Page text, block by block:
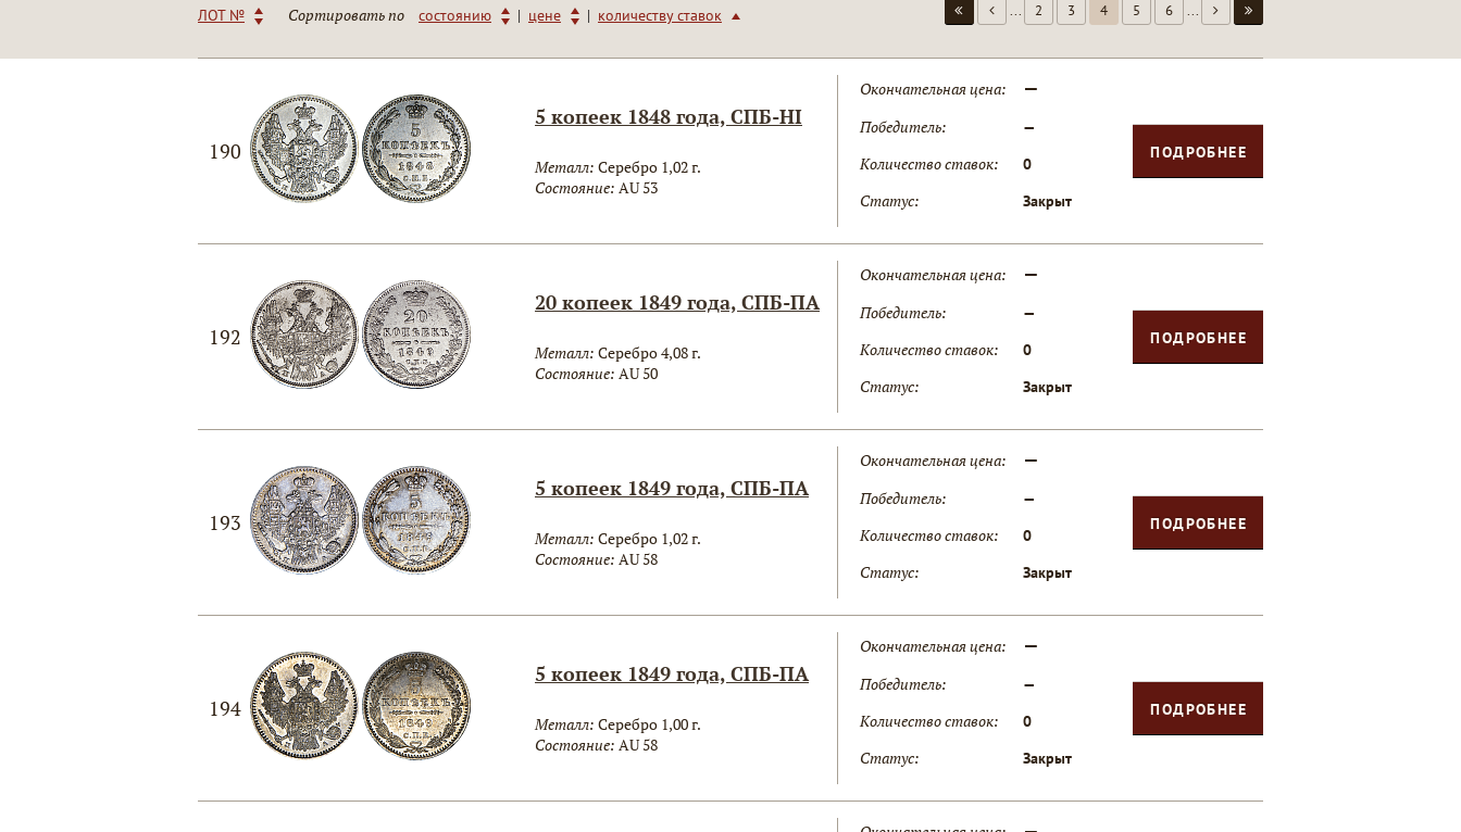
ЛОТ № Сортировать по состоянию | цене | количеству ставок ... 2 3 4 5 6 ...
190
5 копеек 1848 года, СПБ-НI
Металл: Серебро 1,02 г.
Состояние: AU 53
Окончательная цена: —
Победитель: —
Количество ставок: 0
Статус: Закрыт
ПОДРОБНЕЕ
192
20 копеек 1849 года, СПБ-ПА
Металл: Серебро 4,08 г.
Состояние: AU 50
Окончательная цена: —
Победитель: —
Количество ставок: 0
Статус: Закрыт
ПОДРОБНЕЕ
193
5 копеек 1849 года, СПБ-ПА
Металл: Серебро 1,02 г.
Состояние: AU 58
Окончательная цена: —
Победитель: —
Количество ставок: 0
Статус: Закрыт
ПОДРОБНЕЕ
194
5 копеек 1849 года, СПБ-ПА
Металл: Серебро 1,00 г.
Состояние: AU 58
Окончательная цена: —
Победитель: —
Количество ставок: 0
Статус: Закрыт
ПОДРОБНЕЕ